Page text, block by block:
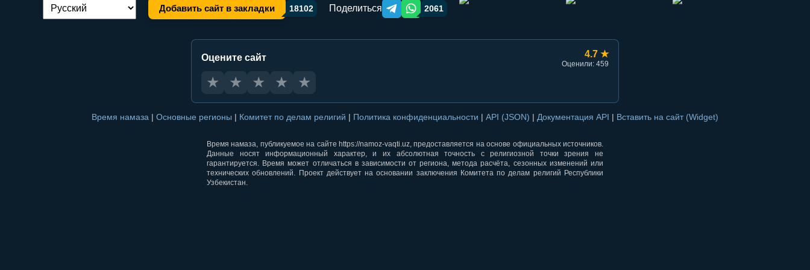
Переключение языка: Добавить сайт в закладки 18102 Поделиться Telegram orqali ulashish
WhatsApp orqali ulashish
2061
Оцените сайт 4.7 ★
Оценили: 459
★ ★ ★ ★ ★
Время намаза | Основные регионы | Комитет по делам религий | Политика конфиденциальности | API (JSON) | Документация API | Вставить на сайт (Widget)
Время намаза, публикуемое на сайте https://namoz-vaqti.uz, предоставляется на основе официальных источников.
Данные носят информационный характер, и их абсолютная точность с религиозной точки зрения не
гарантируется. Время может отличаться в зависимости от региона, метода расчёта, сезонных изменений или
технических обновлений. Проект действует на основании заключения Комитета по делам религий Республики
Узбекистан.